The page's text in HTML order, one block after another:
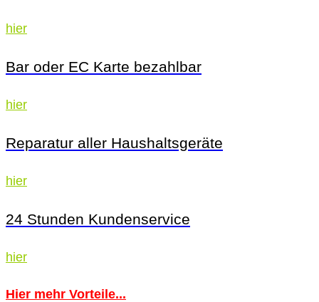
hier
Bar oder EC Karte bezahlbar
hier
Reparatur aller Haushaltsgeräte
hier
24 Stunden Kundenservice
hier
Hier mehr Vorteile...